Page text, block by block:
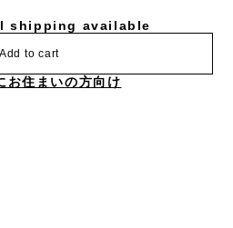
shipping available
Add to cart
お住まいの方向け